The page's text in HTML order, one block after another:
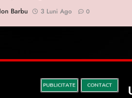
Ion Barbu
3 Luni Ago 0